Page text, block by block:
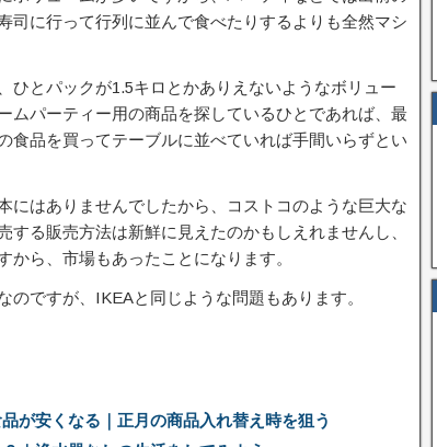
司に行って行列に並んで食べたりするよりも全然マシ
ひとパックが1.5キロとかありえないようなボリュー
ムパーティー用の商品を探しているひとであれば、最
食品を買ってテーブルに並べていれば手間いらずとい
にはありませんでしたから、コストコのような巨大な
する販売方法は新鮮に見えたのかもしえれませんし、
から、市場もあったことになります。
のですが、IKEAと同じような問題もあります。
が安くなる｜正月の商品入れ替え時を狙う